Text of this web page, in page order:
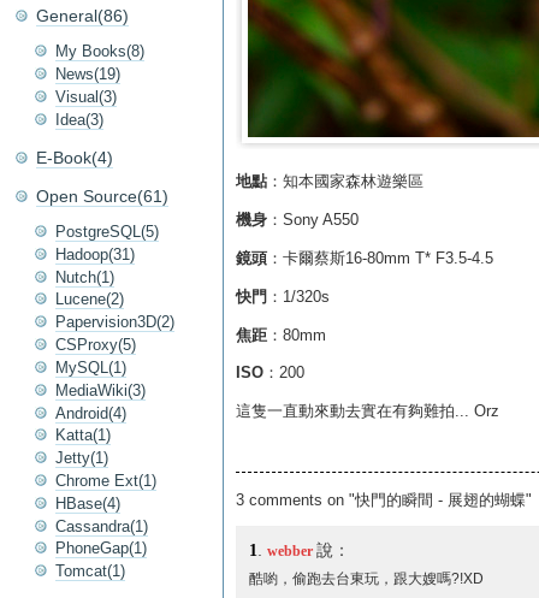
地點 ：知本國家森林遊樂區
機身 ：Sony A550
鏡頭 ：卡爾蔡斯16-80mm T* F3.5-4.5
快門 ：1/320s
焦距 ：80mm
ISO ：200
這隻一直動來動去實在有夠難拍... Orz
3 comments on "快門的瞬間 - 展翅的蝴蝶"
1. webber 說：
酷喲，偷跑去台東玩，跟大嫂嗎?!XD
General(86)
My Books(8)
News(19)
Visual(3)
Idea(3)
E-Book(4)
Open Source(61)
PostgreSQL(5)
Hadoop(31)
Nutch(1)
Lucene(2)
Papervision3D(2)
CSProxy(5)
MySQL(1)
MediaWiki(3)
Android(4)
Katta(1)
Jetty(1)
Chrome Ext(1)
HBase(4)
Cassandra(1)
PhoneGap(1)
Tomcat(1)